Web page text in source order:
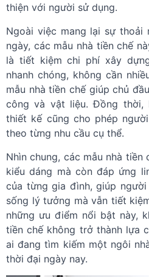
thiện với người sử dụng.
Ngoài việc mang lại sự thoải
ngày, các mẫu nhà tiền chế
là tiết kiệm chi phí xây
nhanh chóng, không cần
mẫu nhà tiền chế giúp chủ
công và vật liệu. Đồng thời,
thiết kế cũng cho phép
theo từng nhu cầu cụ thể.
Nhìn chung, các mẫu nhà
kiểu dáng mà còn đáp ứng
của từng gia đình, giúp
sống lý tưởng mà vẫn tiết
những ưu điểm nổi bật này,
tiền chế không trở thành lựa
ai đang tìm kiếm một ngôi
thời đại ngày nay.